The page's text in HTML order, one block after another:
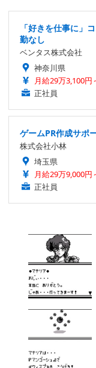
「好きを仕事に」
勤なし
ベンタス株式会社
神奈川県
月給29万3,100円
正社員
ゲームPR作成サポ
株式会社小林
埼玉県
月給29万9,000円
正社員